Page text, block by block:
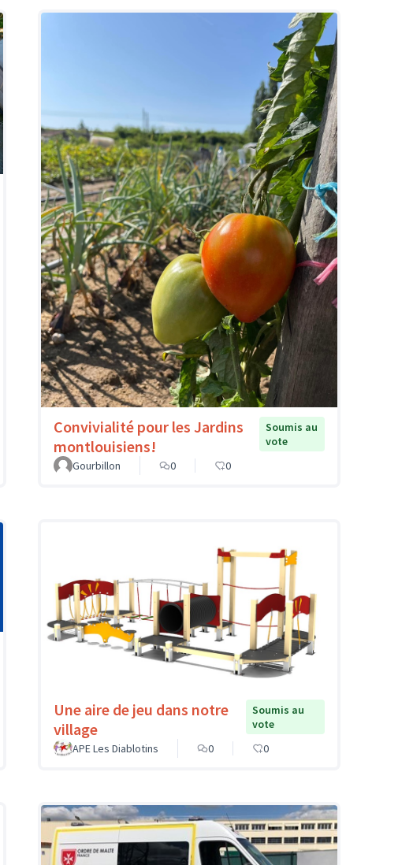
Convivialité pour les Jardins
montlouisiens!
Soumis au
vote
Gourbillon
0 0
Une aire de jeu dans notre
village
Soumis au
vote
APE Les Diablotins
0 0